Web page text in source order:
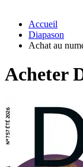
Accueil
Diapason
Achat au
Acheter